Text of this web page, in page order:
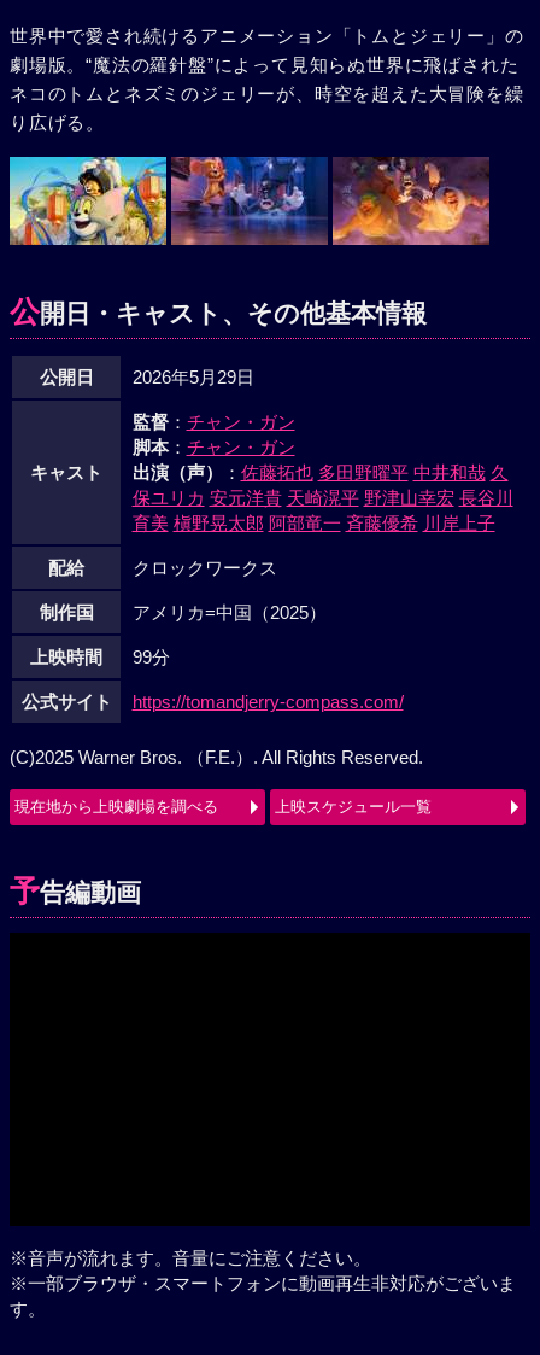
世界中で愛され続けるアニメーション「トムとジェリー」の
劇場版。“魔法の羅針盤”によって見知らぬ世界に飛ばされた
ネコのトムとネズミのジェリーが、時空を超えた大冒険を繰
り広げる。
公開日・キャスト、その他基本情報
公開日 2026年5月29日
キャスト
監督：チャン・ガン
脚本：チャン・ガン
出演（声）
：佐藤拓也 多田野曜平 中井和哉 久
保ユリカ 安元洋貴 天崎滉平 野津山幸宏 長谷川
育美 槇野晃太郎 阿部竜一 斉藤優希 川岸上子
配給 クロックワークス
制作国 アメリカ=中国（2025）
上映時間 99分
公式サイト https://tomandjerry-compass.com/
(C)2025 Warner Bros. （F.E.）. All Rights Reserved.
現在地から上映劇場を調べる 上映スケジュール一覧
予告編動画
※音声が流れます。音量にご注意ください。
※一部ブラウザ・スマートフォンに動画再生非対応がございま
す。